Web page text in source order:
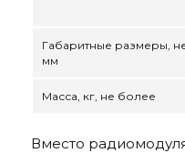
Габаритные размеры,
мм
Масса, кг, не более
Вместо